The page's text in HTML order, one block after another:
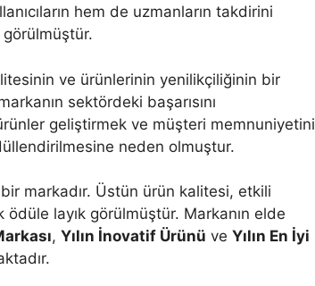
hem de uzmanların takdirini
ve ürünlerinin yenilikçiliğinin bir
sektördeki başarısını
geliştirmek ve müşteri memnuniyetini
neden olmuştur.
markadır. Üstün ürün kalitesi, etkili
ödüle layık görülmüştür. Markanın elde
, Yılın İnovatif Ürünü ve Yılın En İyi